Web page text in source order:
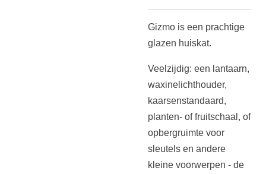
Gizmo is een prachtige
glazen huiskat.
Veelzijdig: een lantaarn,
waxinelichthouder,
kaarsenstandaard,
planten- of fruitschaal, of
opbergruimte voor
sleutels en andere
kleine voorwerpen - de